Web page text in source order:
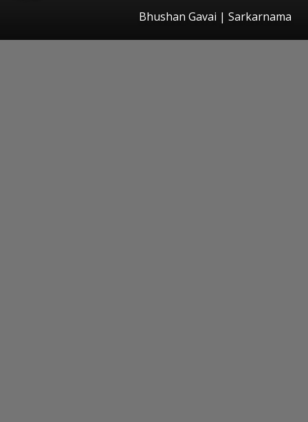
Bhushan Gavai | Sarkarnama